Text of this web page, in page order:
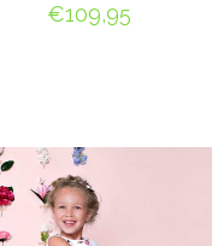
€109,95